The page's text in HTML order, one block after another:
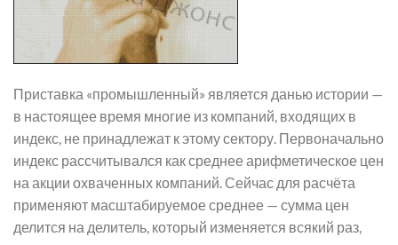
Приставка «промышленный» является данью истории —
в настоящее время многие из компаний, входящих в
индекс, не принадлежат к этому сектору. Первоначально
индекс рассчитывался как среднее арифметическое цен
на акции охваченных компаний. Сейчас для расчёта
применяют масштабируемое среднее — сумма цен
делится на делитель, который изменяется всякий раз,